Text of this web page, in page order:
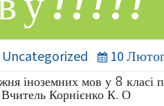
Uncategorized 10
іноземних мов у 8 класі
Корнієнко К. О